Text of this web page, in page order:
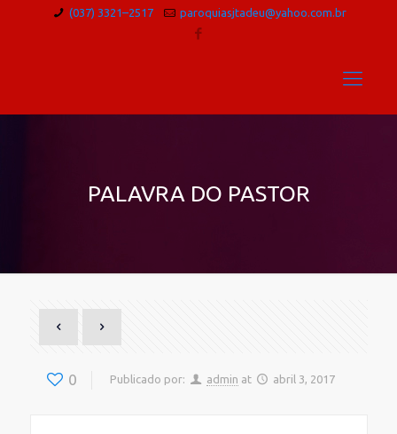
(037) 3321–2517 paroquiasjtadeu@yahoo.com.br
PALAVRA DO PASTOR
0 Publicado por: admin at abril 3, 2017